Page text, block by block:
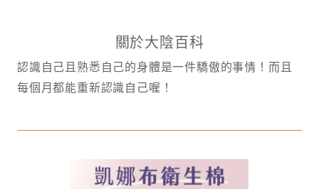
關於大陰百科
認識自己且熟悉自己的身體是一件驕傲的事情！而且
每個月都能重新認識自己喔！